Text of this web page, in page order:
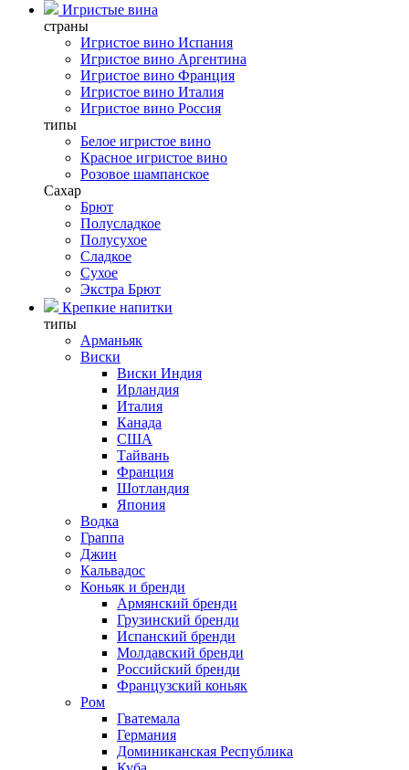
Игристые вина
страны
Игристое вино Испания
Игристое вино Аргентина
Игристое вино Франция
Игристое вино Италия
Игристое вино Россия
типы
Белое игристое вино
Красное игристое вино
Розовое шампанское
Сахар
Брют
Полусладкое
Полусухое
Сладкое
Сухое
Экстра Брют
Крепкие напитки
типы
Арманьяк
Виски
Виски Индия
Ирландия
Италия
Канада
США
Тайвань
Франция
Шотландия
Япония
Водка
Граппа
Джин
Кальвадос
Коньяк и бренди
Армянский бренди
Грузинский бренди
Испанский бренди
Молдавский бренди
Российский бренди
Французский коньяк
Ром
Гватемала
Германия
Доминиканская Республика